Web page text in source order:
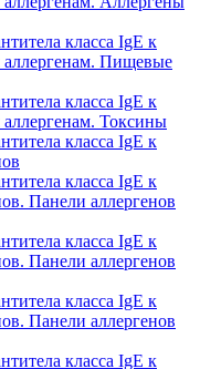
класса IgE к
Пищевые
класса IgE к
Токсины
класса IgE к
класса IgE к
Панели аллергенов
класса IgE к
Панели аллергенов
класса IgE к
Панели аллергенов
класса IgE к